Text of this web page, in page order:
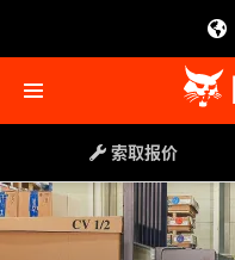
索取报价